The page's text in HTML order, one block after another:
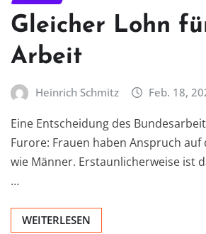
Gleicher Lohn
Arbeit
Heinrich Schmitz Feb. 18,
Eine Entscheidung des
Furore: Frauen haben Anspruch auf
wie Männer. Erstaunlicherweise ist
…
WEITERLESEN